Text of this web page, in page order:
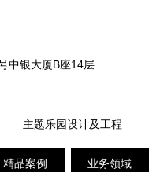
中银大厦B座14层
主题乐园设计及工程
精品案例 业务领域